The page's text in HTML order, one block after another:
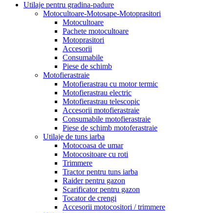
Utilaje pentru gradina-padure
Motocultoare-Motosape-Motoprasitori
Motocultoare
Pachete motocultoare
Motoprasitori
Accesorii
Consumabile
Piese de schimb
Motofierastraie
Motofierastrau cu motor termic
Motofierastrau electric
Motofierastrau telescopic
Accesorii motofierastraie
Consumabile motofierastraie
Piese de schimb motoferastraie
Utilaje de tuns iarba
Motocoasa de umar
Motocositoare cu roti
Trimmere
Tractor pentru tuns iarba
Raider pentru gazon
Scarificator pentru gazon
Tocator de crengi
Accesorii motocositori / trimmere